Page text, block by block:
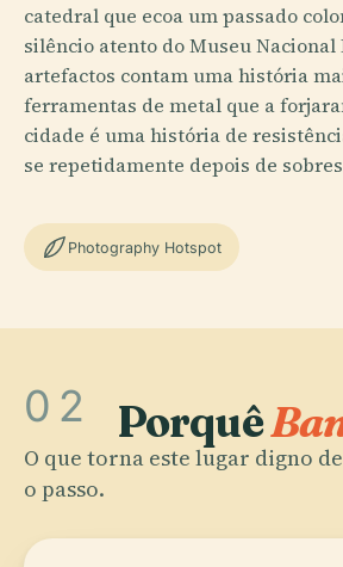
catedral que ecoa um passado
silêncio atento do Museu Nacional
artefactos contam uma história
ferramentas de metal que a
cidade é uma história de
se repetidamente depois de
Photography Hotspot
02 Porquê
O que torna este lugar digno
o passo.